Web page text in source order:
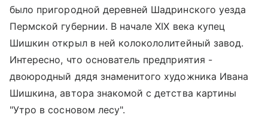
было пригородной деревней Шадринского уезда
Пермской губернии. В начале XIX века купец
Шишкин открыл в ней колокололитейный завод.
Интересно, что основатель предприятия -
двоюродный дядя знаменитого художника Ивана
Шишкина, автора знакомой с детства картины
"Утро в сосновом лесу".